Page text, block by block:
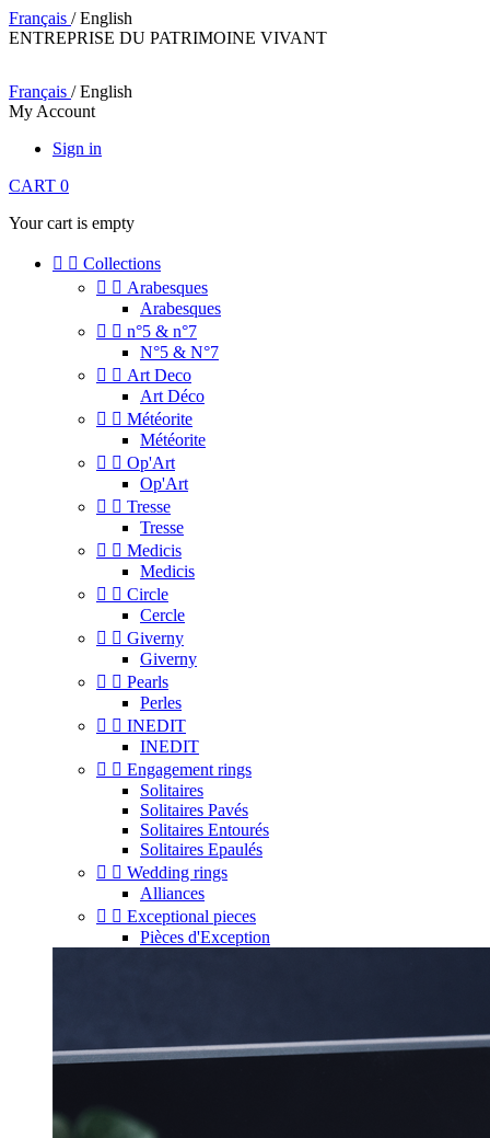
Français / English
ENTREPRISE DU PATRIMOINE VIVANT
Français / English
My Account
Sign in
CART 0
Your cart is empty
  Collections
  Arabesques
Arabesques
  n°5 & n°7
N°5 & N°7
  Art Deco
Art Déco
  Météorite
Météorite
  Op'Art
Op'Art
  Tresse
Tresse
  Medicis
Medicis
  Circle
Cercle
  Giverny
Giverny
  Pearls
Perles
  INEDIT
INEDIT
  Engagement rings
Solitaires
Solitaires Pavés
Solitaires Entourés
Solitaires Epaulés
  Wedding rings
Alliances
  Exceptional pieces
Pièces d'Exception